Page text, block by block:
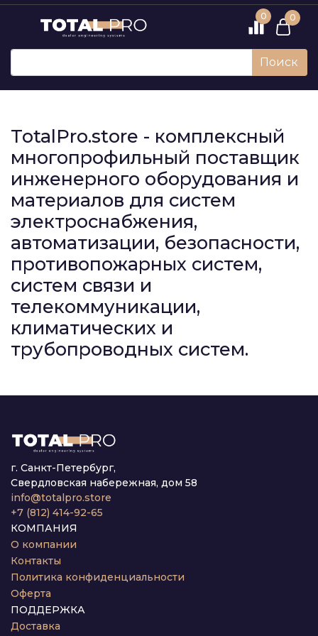
0 0
Поиск
TotalPro.store - комплексный
многопрофильный поставщик
инженерного оборудования и
материалов для систем
электроснабжения,
автоматизации, безопасности,
противопожарных систем,
систем связи и
телекоммуникации,
климатических и
трубопроводных систем.
г. Санкт-Петербург,
Свердловская набережная, дом 58
info@totalpro.store
+7 (812) 414-92-65
КОМПАНИЯ
О компании
Контакты
Политика конфиденциальности
Оферта
ПОДДЕРЖКА
Доставка